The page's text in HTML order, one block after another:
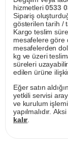
hizmetleri0533
Sipariş
gösterilen tarih /
Kargo teslim
mesafelere göre
mesafelerden
kg ve üzeri
süreleri
edilen ürüne
Eğer satın
yetkili servisi
ve kurulum
yapılmalıdır.
kalır.